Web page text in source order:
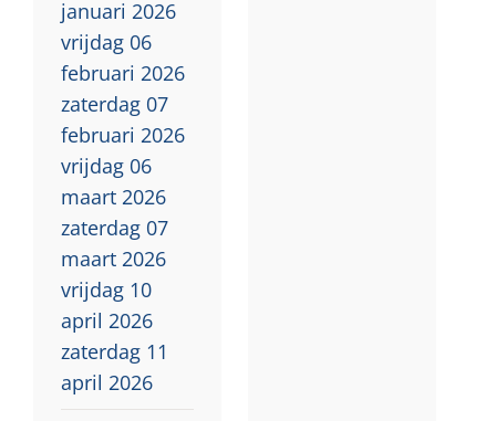
januari 2026
vrijdag 06
februari 2026
zaterdag 07
februari 2026
vrijdag 06
maart 2026
zaterdag 07
maart 2026
vrijdag 10
april 2026
zaterdag 11
april 2026